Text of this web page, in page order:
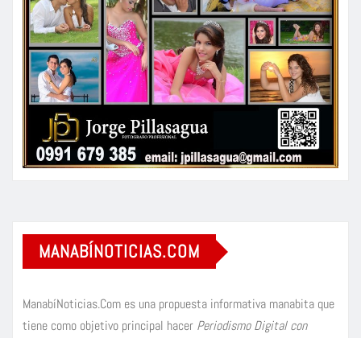
MANABÍNOTICIAS.COM
ManabíNoticias.Com es una propuesta informativa manabita que
tiene como objetivo principal hacer Periodismo Digital con